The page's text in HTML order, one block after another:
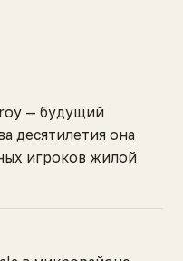
— будущий
десятилетия она
игроков жилой